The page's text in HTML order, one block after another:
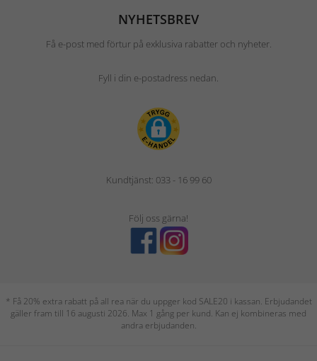
NYHETSBREV
Få e-post med förtur på exklusiva rabatter och nyheter.
Fyll i din e-postadress nedan.
Kundtjänst: 033 - 16 99 60
Följ oss gärna!
* Få 20% extra rabatt på all rea när du uppger kod SALE20 i kassan. Erbjudandet
gäller fram till 16 augusti 2026. Max 1 gång per kund. Kan ej kombineras med
andra erbjudanden.